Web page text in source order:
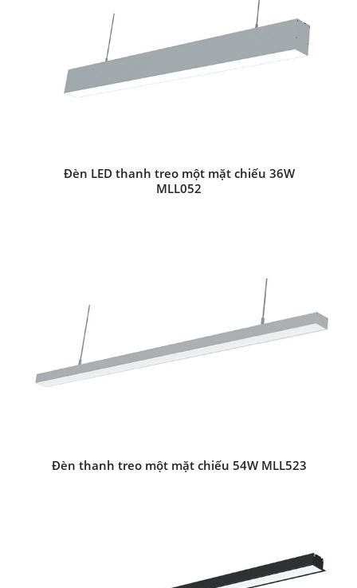
Đèn LED thanh treo một mặt chiếu 36W
MLL052
Đèn thanh treo một mặt chiếu 54W MLL523